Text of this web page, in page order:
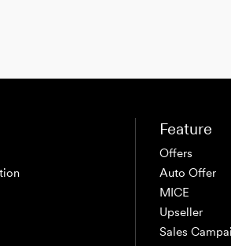
Feature
Offers
Auto Offer
MICE
Upseller
Sales